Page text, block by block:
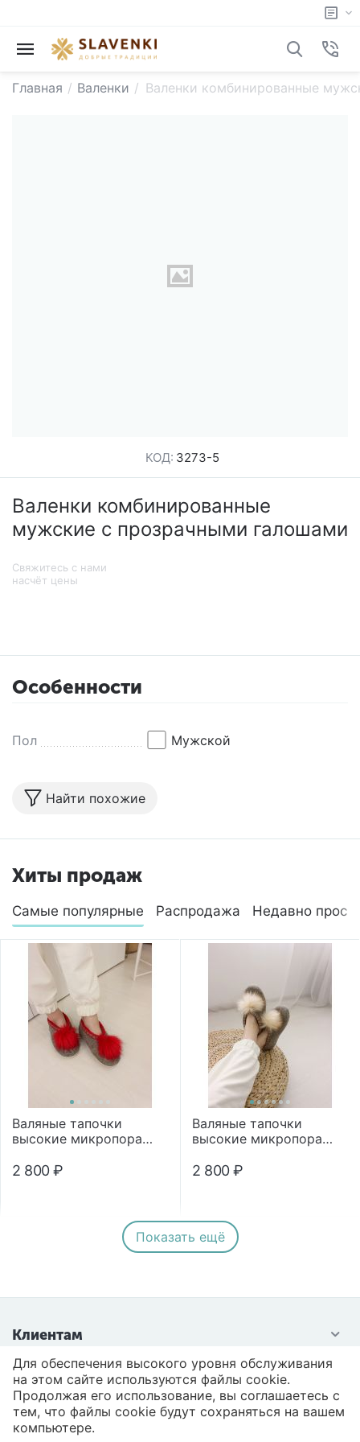
Главная / Валенки / Валенки комбинированные
КОД: 3273-5
Валенки комбинированные
мужские с прозрачными галошами
Свяжитесь с нами
насчёт цены
Особенности
Пол Мужской
Найти похожие
Хиты продаж
Самые популярные Распродажа Недавно
Валяные тапочки
высокие микропора
2 800 ₽
Валяные тапочки
высокие микропора
2 800 ₽
Показать ещё
Клиентам
Контакты
Для обеспечения высокого уровня обслуживания
на этом сайте используются файлы cookie.
Продолжая его использование, вы соглашаетесь с
тем, что файлы cookie будут сохраняться на вашем
компьютере.